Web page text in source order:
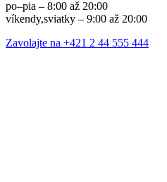
po–pia – 8:00 až 20:00
víkendy,sviatky – 9:00 až 20:00
Zavolajte na +421 2 44 555 444